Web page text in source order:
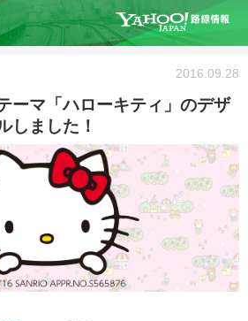
2016.09.28
ーマ「ハローキティ」のデザ
しました！